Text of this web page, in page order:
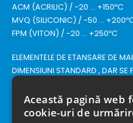
ACM (ACRILIC) / -20 … +150ºC
MVQ (SILICONIC) / -50 …
FPM (VITON) / -20 … +250ºC
ELEMENTELE DE ETANSARE DE
DIMENSIUNI STANDARD , DAR
ORICE DIMENSIUNE SOLICITATA.
SNURURI PENTRU ETANSARI
SECTIUNE ROTUNDA SAU
Această pagină web
cookie-uri de